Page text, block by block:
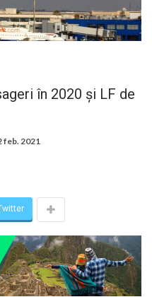
în 2020 și LF de
feb. 2021